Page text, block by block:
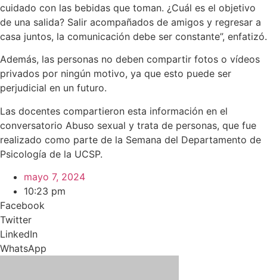
cuidado con las bebidas que toman. ¿Cuál es el objetivo
de una salida? Salir acompañados de amigos y regresar a
casa juntos, la comunicación debe ser constante”, enfatizó.
Además, las personas no deben compartir fotos o vídeos
privados por ningún motivo, ya que esto puede ser
perjudicial en un futuro.
Las docentes compartieron esta información en el
conversatorio Abuso sexual y trata de personas, que fue
realizado como parte de la Semana del Departamento de
Psicología de la UCSP.
mayo 7, 2024
10:23 pm
Facebook
Twitter
LinkedIn
WhatsApp